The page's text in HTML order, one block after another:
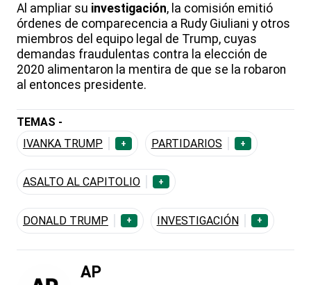
Al ampliar su investigación, la comisión emitió
órdenes de comparecencia a Rudy Giuliani y otros
miembros del equipo legal de Trump, cuyas
demandas fraudulentas contra la elección de
2020 alimentaron la mentira de que se la robaron
al entonces presidente.
TEMAS -
IVANKA TRUMP
+ PARTIDARIOS +
ASALTO AL CAPITOLIO +
DONALD TRUMP + INVESTIGACIÓN +
AP